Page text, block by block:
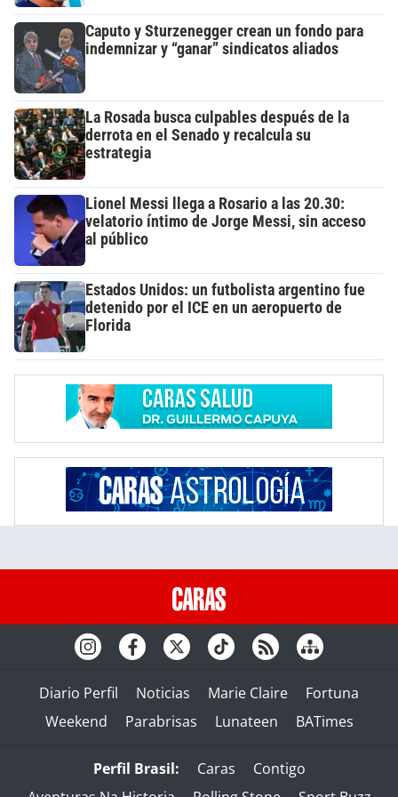
Caputo y Sturzenegger crean un fondo para
indemnizar y “ganar” sindicatos aliados
La Rosada busca culpables después de la
derrota en el Senado y recalcula su
estrategia
Lionel Messi llega a Rosario a las 20.30:
velatorio íntimo de Jorge Messi, sin acceso
al público
Estados Unidos: un futbolista argentino fue
detenido por el ICE en un aeropuerto de
Florida
Diario Perfil Noticias Marie Claire
Fortuna
Weekend
Parabrisas Lunateen BATimes
Perfil Brasil: Caras
Contigo